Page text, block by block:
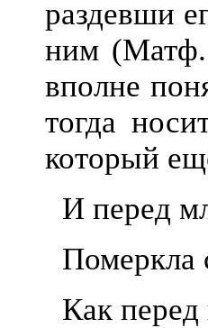
раздевши
ним
вполне
тогда
который
И перед
Померкла
Как